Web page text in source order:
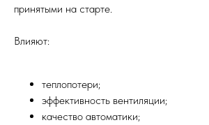
принятыми на старте.
Влияют:
теплопотери;
эффективность вентиляции;
качество автоматики;